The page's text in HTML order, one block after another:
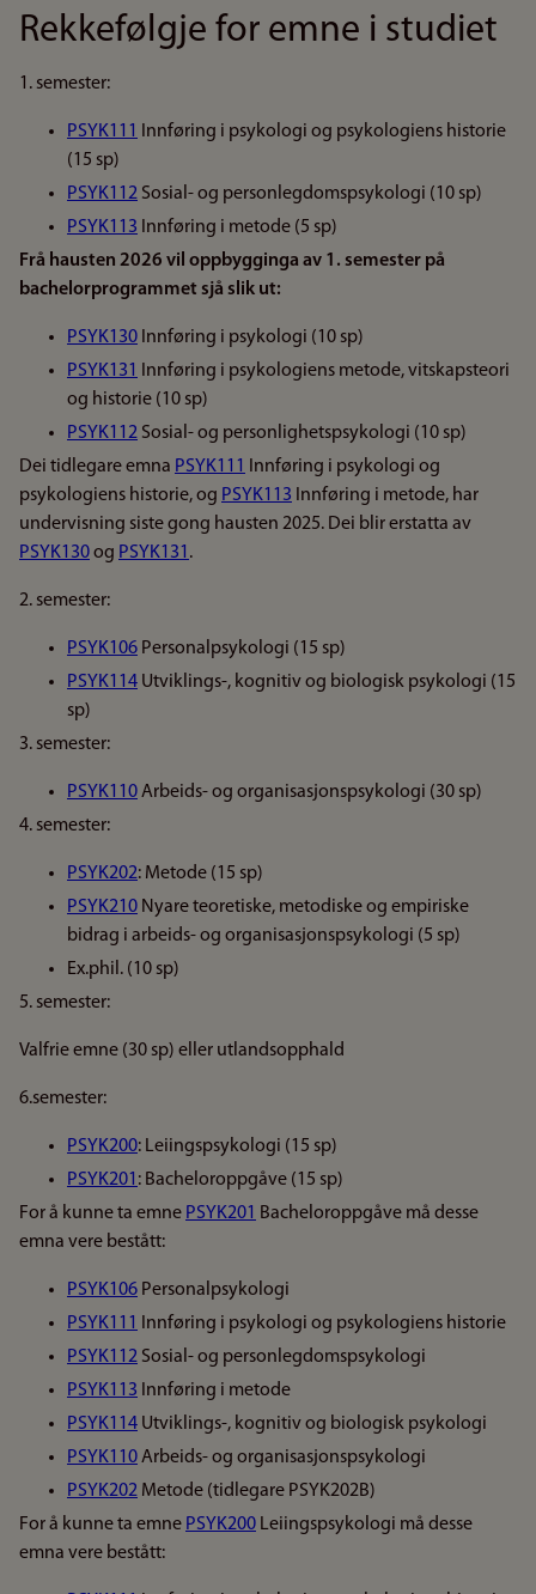
Rekkefølgje for emne i studiet
1. semester:
PSYK111
Innføring i psykologi og psykologiens historie
(15 sp)
PSYK112 Sosial- og personlegdomspsykologi (10 sp)
PSYK113 Innføring i metode (5 sp)
Frå hausten 2026 vil oppbygginga av 1. semester på
bachelorprogrammet sjå slik ut:
PSYK130 Innføring i psykologi (10 sp)
PSYK131
Innføring i psykologiens metode, vitskapsteori
og historie (10 sp)
PSYK112 Sosial- og personlighetspsykologi (10 sp)
Dei tidlegare emna PSYK111
Innføring i psykologi og
psykologiens historie, og PSYK113 Innføring i metode, har
undervisning siste gong hausten 2025. Dei blir erstatta av
PSYK130og PSYK131 .
2. semester:
PSYK106 Personalpsykologi (15 sp)
PSYK114 Utviklings-, kognitiv og biologisk psykologi (15
sp)
3. semester:
PSYK110Arbeids- og organisasjonspsykologi (30 sp)
4. semester:
PSYK202: Metode (15 sp)
PSYK210 Nyare teoretiske, metodiske og empiriske
bidrag i arbeids- og organisasjonspsykologi (5 sp)
Ex.phil. (10 sp)
5. semester:
Valfrie emne (30 sp) eller utlandsopphald
6.semester:
PSYK200: Leiingspsykologi (15 sp)
PSYK201 : Bacheloroppgåve (15 sp)
For å kunne ta emne PSYK201 Bacheloroppgåve må desse
emna vere bestått:
PSYK106 Personalpsykologi
PSYK111
Innføring i psykologi og psykologiens historie
PSYK112 Sosial- og personlegdomspsykologi
PSYK113 Innføring i metode
PSYK114 Utviklings-, kognitiv og biologisk psykologi
PSYK110Arbeids- og organisasjonspsykologi
PSYK202 Metode (tidlegare PSYK202B)
For å kunne ta emne PSYK200 Leiingspsykologi må desse
emna vere bestått: